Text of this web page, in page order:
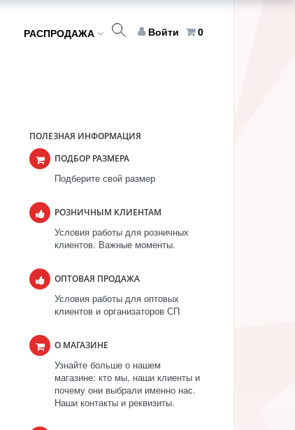
РАСПРОДАЖА Войти 0
ПОЛЕЗНАЯ ИНФОРМАЦИЯ
ПОДБОР РАЗМЕРА
Подберите свой размер
РОЗНИЧНЫМ КЛИЕНТАМ
Условия работы для розничных
клиентов. Важные моменты.
ОПТОВАЯ ПРОДАЖА
Условия работы для оптовых
клиентов и организаторов СП
О МАГАЗИНЕ
Узнайте больше о нашем
магазине: кто мы, наши клиенты и
почему они выбрали именно нас.
Наши контакты и реквизиты.